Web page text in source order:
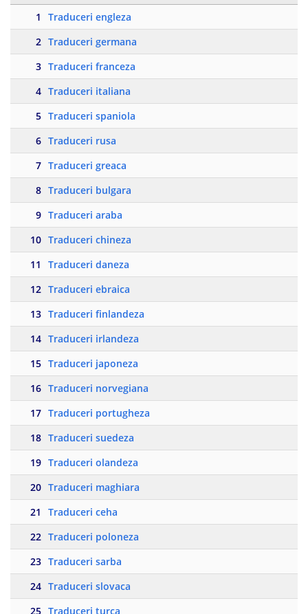
1
Traduceri engleza
2 Traduceri germana
3 Traduceri franceza
4 Traduceri italiana
5 Traduceri spaniola
6 Traduceri rusa
7 Traduceri greaca
8 Traduceri bulgara
9 Traduceri araba
10 Traduceri chineza
11
Traduceri daneza
12 Traduceri ebraica
13 Traduceri finlandeza
14 Traduceri irlandeza
15 Traduceri japoneza
16 Traduceri norvegiana
17 Traduceri portugheza
18 Traduceri suedeza
19 Traduceri olandeza
20 Traduceri maghiara
21
Traduceri ceha
22 Traduceri poloneza
23 Traduceri sarba
24 Traduceri slovaca
25 Traduceri turca